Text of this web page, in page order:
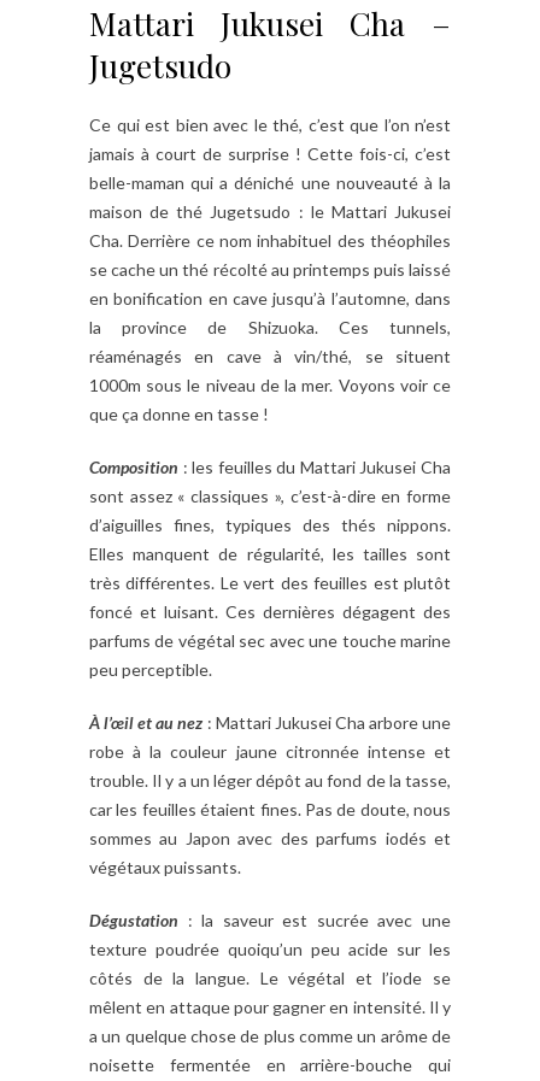
Mattari Jukusei Cha –
Jugetsudo
Ce qui est bien avec le thé, c’est que l’on n’est
jamais à court de surprise ! Cette fois-ci, c’est
belle-maman qui a déniché une nouveauté à la
maison de thé Jugetsudo : le Mattari Jukusei
Cha. Derrière ce nom inhabituel des théophiles
se cache un thé récolté au printemps puis laissé
en bonification en cave jusqu’à l’automne, dans
la province de Shizuoka. Ces tunnels,
réaménagés en cave à vin/thé, se situent
1000m sous le niveau de la mer. Voyons voir ce
que ça donne en tasse !
Composition : les feuilles du Mattari Jukusei Cha
sont assez « classiques », c’est-à-dire en forme
d’aiguilles fines, typiques des thés nippons.
Elles manquent de régularité, les tailles sont
très différentes. Le vert des feuilles est plutôt
foncé et luisant. Ces dernières dégagent des
parfums de végétal sec avec une touche marine
peu perceptible.
À l’œil et au nez : Mattari Jukusei Cha arbore une
robe à la couleur jaune citronnée intense et
trouble. Il y a un léger dépôt au fond de la tasse,
car les feuilles étaient fines. Pas de doute, nous
sommes au Japon avec des parfums iodés et
végétaux puissants.
Dégustation : la saveur est sucrée avec une
texture poudrée quoiqu’un peu acide sur les
côtés de la langue. Le végétal et l’iode se
mêlent en attaque pour gagner en intensité. Il y
a un quelque chose de plus comme un arôme de
noisette fermentée en arrière-bouche qui